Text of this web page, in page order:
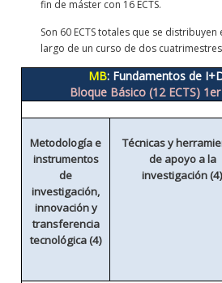
fin de máster con 16 ECTS.
Son 60 ECTS totales que se
largo de un curso de dos cuatrimestres
MB: Fundamentos de
Bloque Básico (12 ECTS)
Metodología e
instrumentos
de
investigación,
innovación y
transferencia
tecnológica (4)
Técnicas y
de apoyo a la
investigación (4)